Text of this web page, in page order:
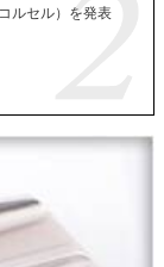
ルセル）を発表